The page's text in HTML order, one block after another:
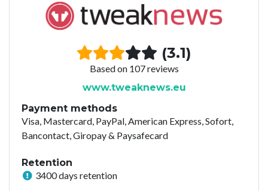
(3.1)
Based on 107 reviews
www.tweaknews.eu
Payment methods
Visa, Mastercard, PayPal, American Express, Sofort,
Bancontact, Giropay & Paysafecard
Retention
3400 days retention